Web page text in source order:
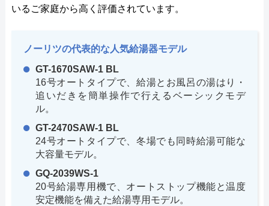
いるご家庭から高く評価されています。
ノーリツの代表的な人気給湯器モデル
GT-1670SAW-1 BL
16号オートタイプで、給湯とお風呂の湯はり・
追いだきを簡単操作で行えるベーシックモデ
ル。
GT-2470SAW-1 BL
24号オートタイプで、冬場でも同時給湯可能な
大容量モデル。
GQ-2039WS-1
20号給湯専用機で、オートストップ機能と温度
安定機能を備えた給湯専用モデル。